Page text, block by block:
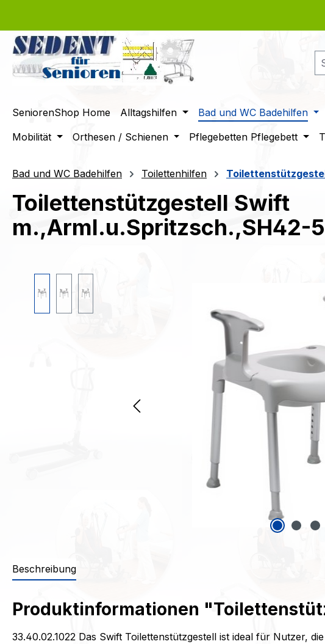
SeniorenShop Home Alltagshilfen Bad und WC Badehilfen
Mobilität
Orthesen / Schienen Pflegebetten Pflegebett
Bad und WC Badehilfen Toilettenhilfen
Toilettenstützgestell Swift
m.,Arml.u.Spritzsch.,SH42-
Beschreibung
Produktinformationen
33.40.02.1022 Das Swift Toilettenstützgestell ist ideal für Nutzer,